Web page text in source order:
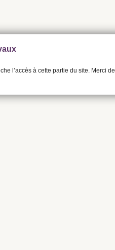
l’accès à cette partie du site. Merci de